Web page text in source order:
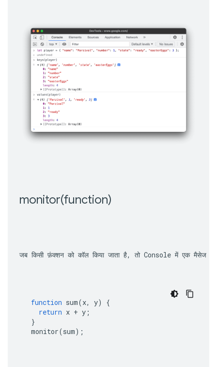
monitor(function)
जब किसी फ़ंक्शन को कॉल किया जाता है, तो Console में एक मैसेज
function sum(x, y)
{
return x + y ;
}
monitor(sum);